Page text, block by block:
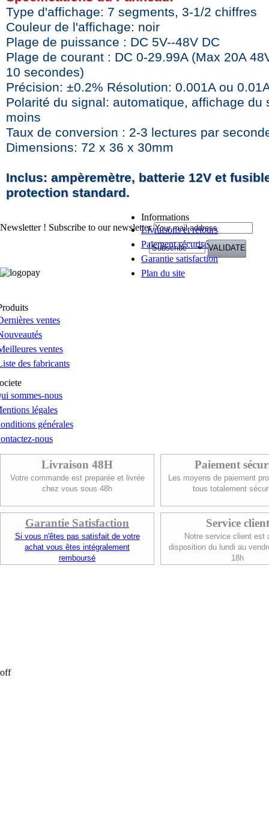
Type d'affichage: 7 segments, 3-1/2 chiffres
Couleur de l'affichage: noir
Plage de puissance : DC 5V--48V DC
Plage de courant : DC 0-29.99A (Max 20A
10 secondes)
Précision: ±0.2% Résolution: 0.001A ou
Polarité du signal: automatique, affichage du
moins
Taux de conversion : 2-3 lectures par
Dimensions: 72 x 36 x 30mm
Inclus: ampèremètre, batterie 12V et
protection standard.
Newsletter ! Subscribe to our newsletter
Informations
Livraisons et retours
Paiement sécurisé
Garantie satisfaction
Plan du site
ventes
ventes
des fabricants
sommes-nous
légales
générales
nous
Livraison 48H
Votre commande est preparée et livrée
chez vous sous 48h
Paiement
Les moyens de paiement
tous totalement
Garantie Satisfaction
Si vous n'êtes pas satisfait de votre
achat vous êtes intégralement
remboursé
Service client
Notre service client est
disposition du lundi au
18h
off